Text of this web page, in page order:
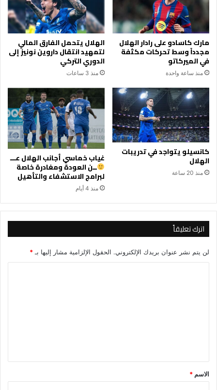
مارك كاسادو على رادار الهلال
مجدداً وسط تحركات مكثفة
في الميركاتو
منذ ساعة واحدة
الهلال يتحمل الفارق المالي
لتمهيد انتقال داروين نونيز إلى
الدوري التركي
منذ 3 ساعات
كانسيلو يتواجد في تدريبات
الهلال
منذ 20 ساعة
غياب خماسي أجانب الهلال عـــ
ــن العودة ومغادرة خاصة
لبرامج الاستشفاء والتأهيل
منذ 4 أيام
اترك تعليقاً
لن يتم نشر عنوان بريدك الإلكتروني. الحقول الإلزامية مشار إليها بـ *
*
الاسم *